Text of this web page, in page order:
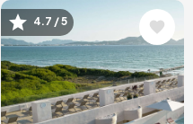
Imagem
4.7 / 5